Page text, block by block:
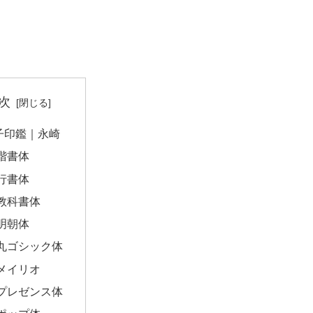
印鑑｜永崎
書体
書体
科書体
朝体
ゴシック体
イリオ
レゼンス体